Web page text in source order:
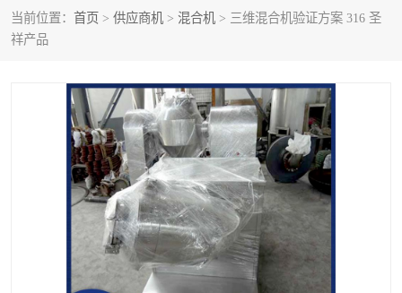
当前位置： 首页 > 供应商机 > 混合机 > 三维混合机验证方案 316 圣
祥产品
桨叶干燥机 高速混合机
粗粉碎机 带式干燥机
单锥螺带真空干燥机 沸腾干燥机
方形圆形真空干燥机 真空耙式干燥机
热风循环烘箱 喷雾干燥机
振动流化床干燥机 盘式干燥机